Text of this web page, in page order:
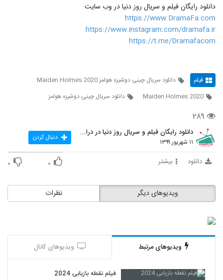
دانلود رایگان فیلم و سریال روز دنیا در وب سایت
https://www.DramaFa.com
https://www.instagram.com/dramafa.ir
https://t.me/Dramafacom
فیلم
دانلود سریال چینی دوشیزه هولمز Maiden Holmes 2020
Maiden Holmes 2020
دانلود سریال چینی دوشیزه هولمز
۲۸۹
دانلود رایگان فیلم و سریال روز دنیا در درامافا
۱۱ شهریور ۱۳۹۹ دنبال کردن
دانلود بیشتر ۰ ۰
نظرات ویدیوهای دیگر
ویدیوهای مرتبط ویدیوهای کانال
فیلم نقطه بازیابی 2024